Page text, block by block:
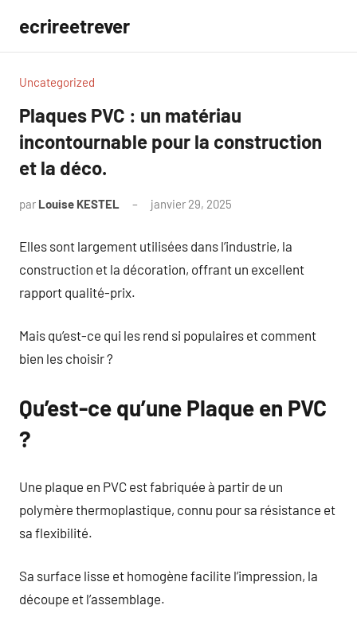
contenu
ecrireetrever
Uncategorized
Plaques PVC : un matériau
incontournable pour la construction
et la déco.
par Louise KESTEL janvier 29, 2025
Elles sont largement utilisées dans l’industrie, la
construction et la décoration, offrant un excellent
rapport qualité-prix.
Mais qu’est-ce qui les rend si populaires et comment
bien les choisir ?
Qu’est-ce qu’une Plaque en PVC
?
Une plaque en PVC est fabriquée à partir de un
polymère thermoplastique, connu pour sa résistance et
sa flexibilité.
Sa surface lisse et homogène facilite l’impression, la
découpe et l’assemblage.